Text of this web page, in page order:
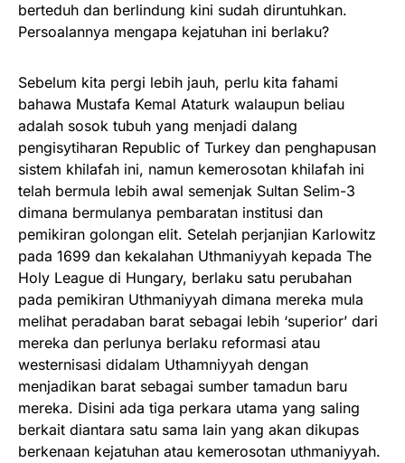
berteduh dan berlindung kini sudah diruntuhkan.
Persoalannya mengapa kejatuhan ini berlaku?
Sebelum kita pergi lebih jauh, perlu kita fahami
bahawa Mustafa Kemal Ataturk walaupun beliau
adalah sosok tubuh yang menjadi dalang
pengisytiharan Republic of Turkey dan penghapusan
sistem khilafah ini, namun kemerosotan khilafah ini
telah bermula lebih awal semenjak Sultan Selim-3
dimana bermulanya pembaratan institusi dan
pemikiran golongan elit. Setelah perjanjian Karlowitz
pada 1699 dan kekalahan Uthmaniyyah kepada The
Holy League di Hungary, berlaku satu perubahan
pada pemikiran Uthmaniyyah dimana mereka mula
melihat peradaban barat sebagai lebih ‘superior’ dari
mereka dan perlunya berlaku reformasi atau
westernisasi didalam Uthamniyyah dengan
menjadikan barat sebagai sumber tamadun baru
mereka. Disini ada tiga perkara utama yang saling
berkait diantara satu sama lain yang akan dikupas
berkenaan kejatuhan atau kemerosotan uthmaniyyah.